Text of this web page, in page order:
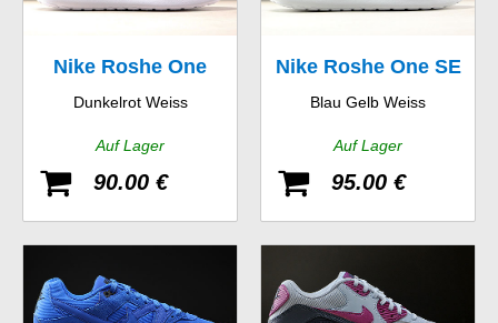
Nike Roshe One
Dunkelrot Weiss
Auf Lager
90.00 €
Nike Roshe One SE
Blau Gelb Weiss
Auf Lager
95.00 €